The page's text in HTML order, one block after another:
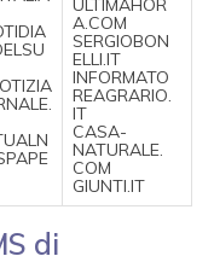
A.COM
SERGIOBON
ELLI.IT
INFORMATO
REAGRARIO.
IT
CASA-
NATURALE.
COM
GIUNTI.IT
di